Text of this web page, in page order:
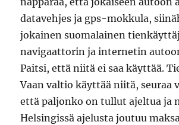
datavehjes ja gps-mokkula,
jokainen suomalainen
navigaattorin ja internetin
Paitsi, että niitä ei saa käyttää.
Vaan valtio käyttää niitä, seuraa
että paljonko on tullut ajeltua ja
Helsingissä ajelusta joutuu